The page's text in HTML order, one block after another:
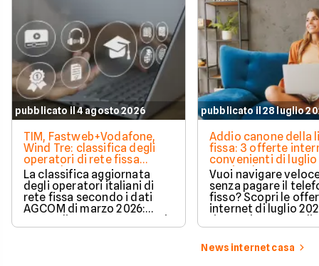
pubblicato il 4 agosto 2026
TIM, Fastweb+Vodafone,
Wind Tre: classifica degli
operatori di rete fissa
secondo AGCOM
La classifica aggiornata
degli operatori italiani di
rete fissa secondo i dati
AGCOM di marzo 2026:
e new entry.
pubblicato il 28 luglio
Addio canone della
fissa: 3 offerte
convenienti di luglio
partire da 19,95€
Vuoi navigare
senza pagare il
fisso? Scopri le
internet di luglio
tariffa perfetta per
News internet casa